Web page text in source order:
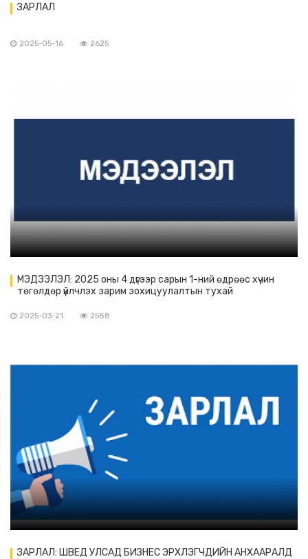
ЗАРЛАЛ
2025-05-16 2625
МЭДЭЭЛЭЛ: 2025 оны 4 дүгээр сарын 1-ний өдрөөс хүчин
төгөлдөр үйлчлэх зарим зохицуулалтын тухай
2025-03-21 2588
ЗАРЛАЛ: ШВЕД УЛСАД БИЗНЕС ЭРХЛЭГЧДИЙН АНХААРАЛД